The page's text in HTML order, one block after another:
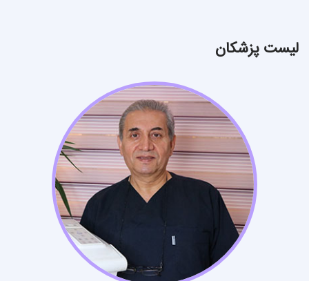
لیست پزشکان